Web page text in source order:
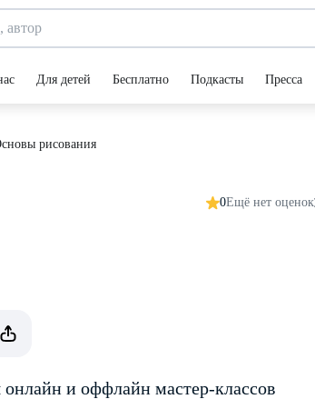
Для детей Бесплатно Подкасты Пресса
рисования
0Ещё нет оценок
и оффлайн мастер-классов